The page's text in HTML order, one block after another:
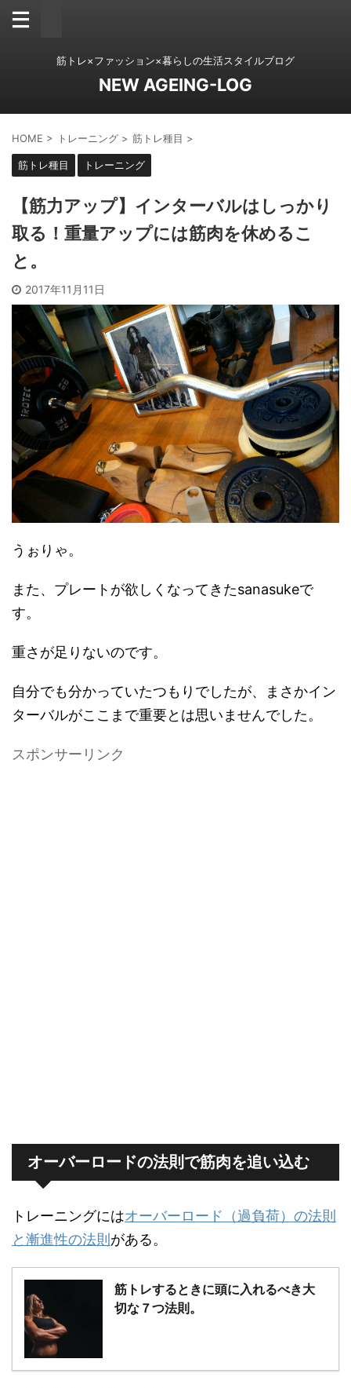
筋トレ×ファッション×暮らしの生活スタイルブログ
NEW AGEING-LOG
HOME > トレーニング > 筋トレ種目 >
筋トレ種目 トレーニング
【筋力アップ】インターバルはしっかり
取る！重量アップには筋肉を休めるこ
と。
2017年11月11日
うぉりゃ。
また、プレートが欲しくなってきたsanasukeで
す。
重さが足りないのです。
自分でも分かっていたつもりでしたが、まさかイン
ターバルがここまで重要とは思いませんでした。
スポンサーリンク
オーバーロードの法則で筋肉を追い込む
トレーニングにはオーバーロード（過負荷）の法則
と漸進性の法則がある。
筋トレするときに頭に入れるべき大
切な７つ法則。